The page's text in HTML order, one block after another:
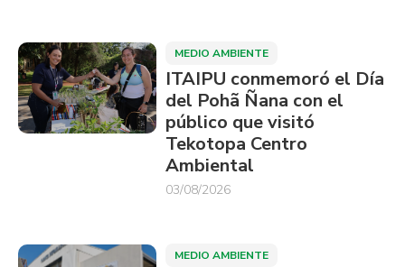
MEDIO AMBIENTE
ITAIPU conmemoró el Día
del Pohã Ñana con el
público que visitó
Tekotopa Centro
Ambiental
03/08/2026
MEDIO AMBIENTE